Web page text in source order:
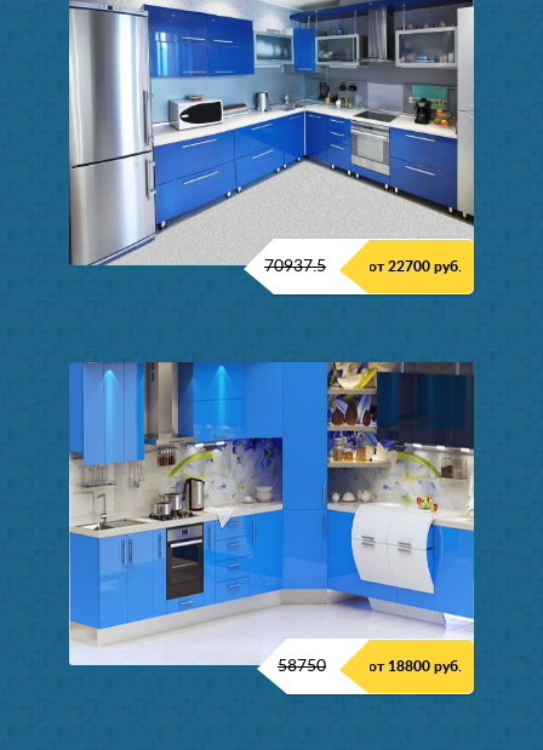
70937.5 от 22700 руб.
58750 от 18800 руб.